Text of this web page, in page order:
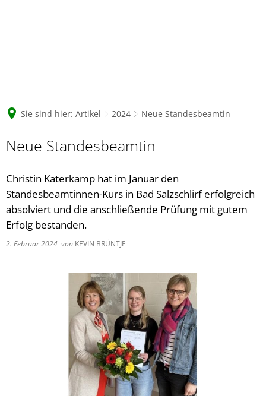
Sie sind hier: Artikel 2024 Neue Standesbeamtin
Neue Standesbeamtin
Christin Katerkamp hat im Januar den
Standesbeamtinnen-Kurs in Bad Salzschlirf erfolgreich
absolviert und die anschließende Prüfung mit gutem
Erfolg bestanden.
2. Februar 2024 von KEVIN BRÜNTJE